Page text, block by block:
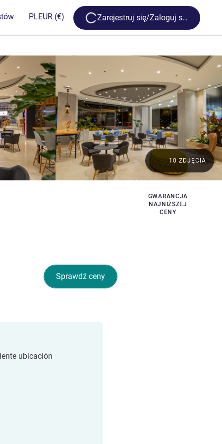
PLEUR (€) Loading...
Zarejestruj się/Zaloguj się
GWARANCJA
NAJNIŻSZEJ
CENY
10 ZDJĘCIA
Sprawdź ceny
ubicación